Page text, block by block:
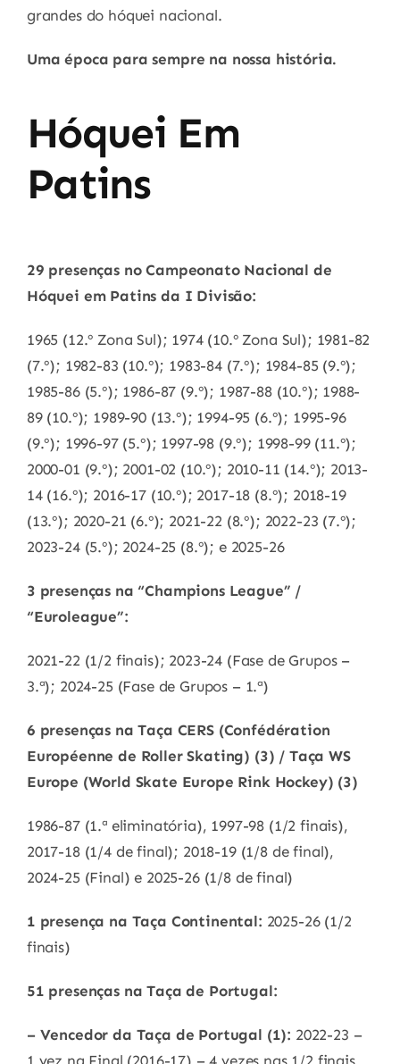
grandes do hóquei nacional.
Uma época para sempre na nossa história.
Hóquei Em
Patins
29 presenças no Campeonato Nacional de
Hóquei em Patins da I Divisão:
1965 (12.º Zona Sul); 1974 (10.º Zona Sul); 1981-82
(7.º); 1982-83 (10.º); 1983-84 (7.º); 1984-85 (9.º);
1985-86 (5.º); 1986-87 (9.º); 1987-88 (10.º); 1988-
89 (10.º); 1989-90 (13.º); 1994-95 (6.º); 1995-96
(9.º); 1996-97 (5.º); 1997-98 (9.º); 1998-99 (11.º);
2000-01 (9.º); 2001-02 (10.º); 2010-11 (14.º); 2013-
14 (16.º); 2016-17 (10.º); 2017-18 (8.º); 2018-19
(13.º); 2020-21 (6.º); 2021-22 (8.º); 2022-23 (7.º);
2023-24 (5.º); 2024-25 (8.º); e 2025-26
3 presenças na “Champions League” /
“Euroleague”:
2021-22 (1/2 finais); 2023-24 (Fase de Grupos –
3.ª); 2024-25 (Fase de Grupos – 1.ª)
6 presenças na Taça CERS (Confédération
Européenne de Roller Skating) (3) / Taça WS
Europe (World Skate Europe Rink Hockey) (3)
1986-87 (1.ª eliminatória), 1997-98 (1/2 finais),
2017-18 (1/4 de final); 2018-19 (1/8 de final),
2024-25 (Final) e 2025-26 (1/8 de final)
1 presença na Taça Continental: 2025-26 (1/2
finais)
51 presenças na Taça de Portugal:
– Vencedor da Taça de Portugal (1): 2022-23 –
1 vez na Final (2016-17) – 4 vezes nas 1/2 finais